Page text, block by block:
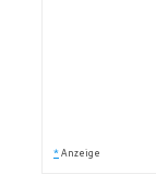
* Anzeige